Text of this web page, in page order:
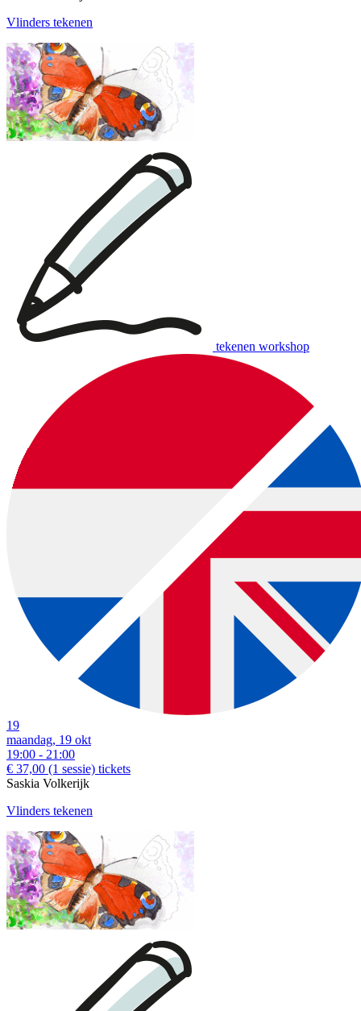
Vlinders tekenen
tekenen workshop
19
maandag, 19 okt
19:00 - 21:00
€ 37,00 (1 sessie) tickets
Saskia Volkerijk
Vlinders tekenen